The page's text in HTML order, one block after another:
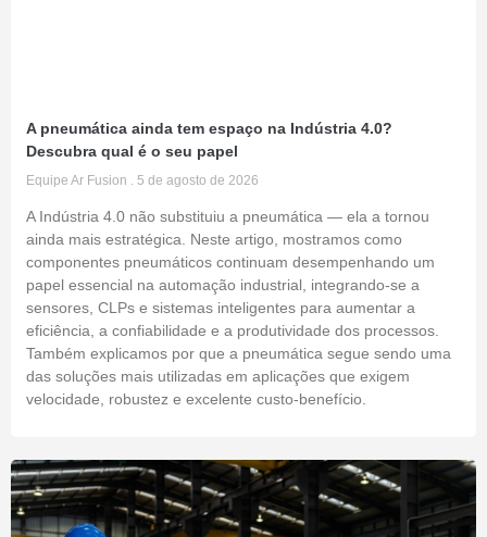
A pneumática ainda tem espaço na Indústria 4.0?
Descubra qual é o seu papel
Equipe Ar Fusion 5 de agosto de 2026
A Indústria 4.0 não substituiu a pneumática — ela a tornou
ainda mais estratégica. Neste artigo, mostramos como
componentes pneumáticos continuam desempenhando um
papel essencial na automação industrial, integrando-se a
sensores, CLPs e sistemas inteligentes para aumentar a
eficiência, a confiabilidade e a produtividade dos processos.
Também explicamos por que a pneumática segue sendo uma
das soluções mais utilizadas em aplicações que exigem
velocidade, robustez e excelente custo-benefício.